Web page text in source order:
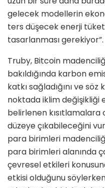
gelecek modellerin
ters düşecek enerji
tasarlanması gerekiyor”.
Truby, Bitcoin
bakıldığında karbon
katkı sağladığını ve
noktada iklim değişikliği
belirlenen
düzeye çıkabileceğini
para birimleri
para birimleri alanında
çevresel etkileri
etkisi olduğunu